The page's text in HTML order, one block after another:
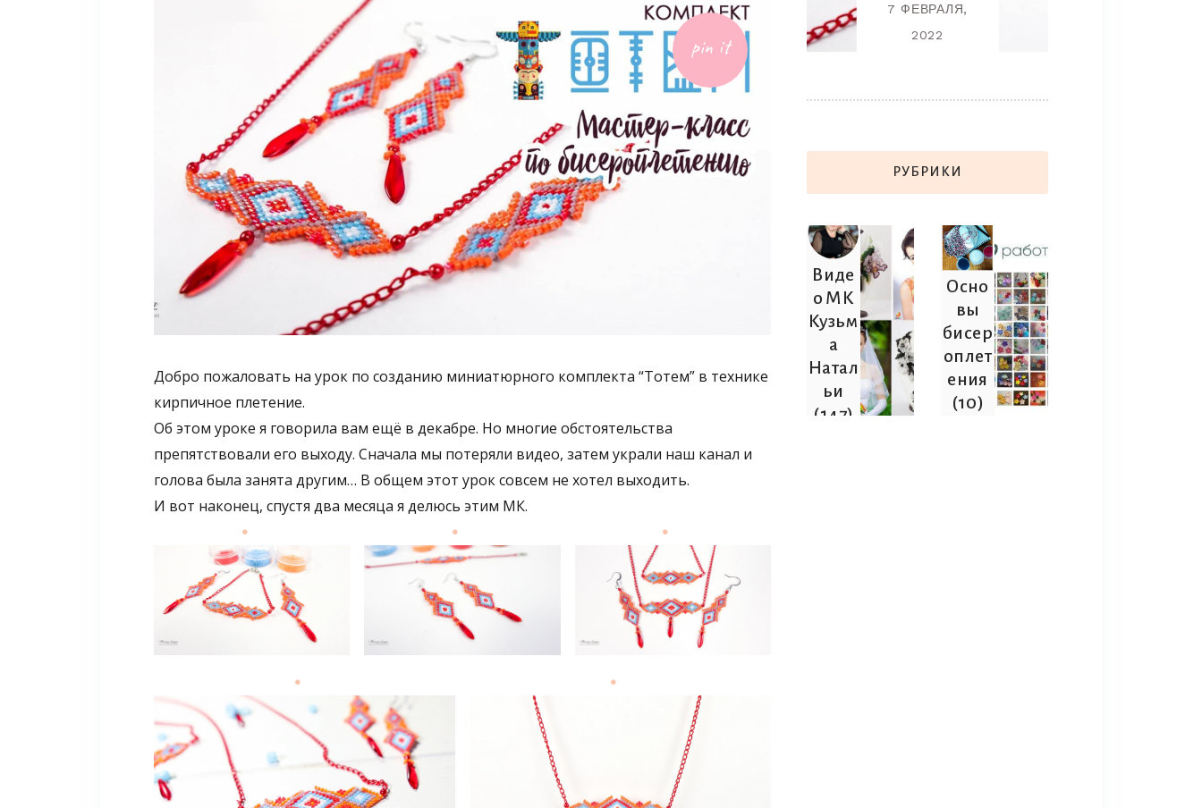
pin it
Добро пожаловать на урок по созданию миниатюрного комплекта “Тотем” в технике
кирпичное плетение.
Об этом уроке я говорила вам ещё в декабре. Но многие обстоятельства
препятствовали его выходу. Сначала мы потеряли видео, затем украли наш канал и
голова была занята другим… В общем этот урок совсем не хотел выходить.
И вот наконец, спустя два месяца я делюсь этим МК.
Е.
23
АВГУСТА,
7 ФЕВРАЛЯ,
2022
РУБРИКИ
Виде
о МК
Кузьм
а
Натал
ьи
(147)
Осно
вы
бисер
оплет
ения
(10)